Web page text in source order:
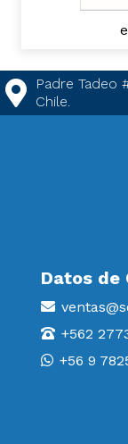
Padre Tadeo
Chile.
Datos de
+562
+56 9